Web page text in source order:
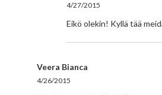
4/27/2015
Eikö olekin! Kyllä tää
Veera Bianca
4/26/2015